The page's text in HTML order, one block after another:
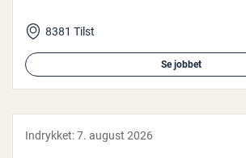
8381 Tilst
Se jobbet
Indrykket:7. august 2026